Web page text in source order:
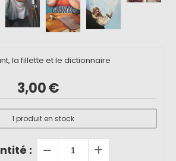
la fillette et le dictionnaire
3,00€
1 produit en stock
: